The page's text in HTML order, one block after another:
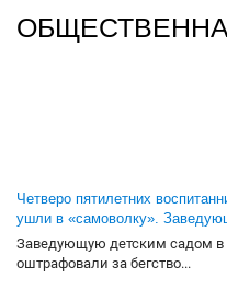
Четверо пятилетних
ушли в «самоволку».
Заведующую детским садом в
оштрафовали за бегство...